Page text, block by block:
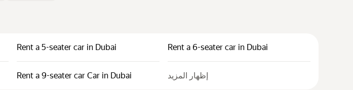
Rent a 5-seater car in Dubai Rent a 6-seater car in Dubai
Rent a 9-seater car Car in Dubai إظهار المزيد